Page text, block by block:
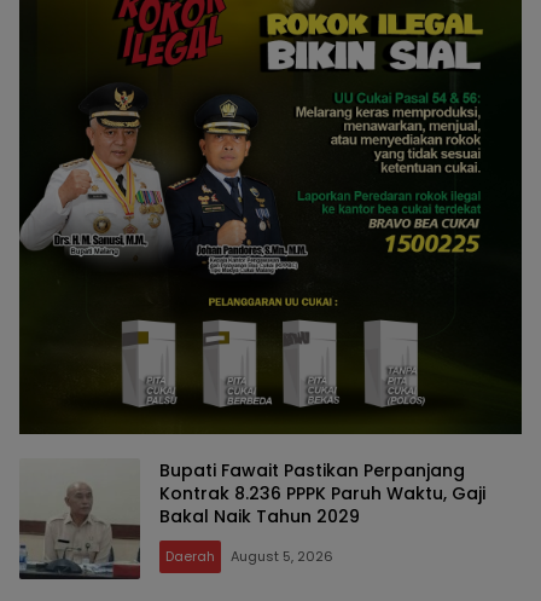
Bupati Fawait Pastikan Perpanjang
Kontrak 8.236 PPPK Paruh Waktu, Gaji
Bakal Naik Tahun 2029
Daerah August 5, 2026